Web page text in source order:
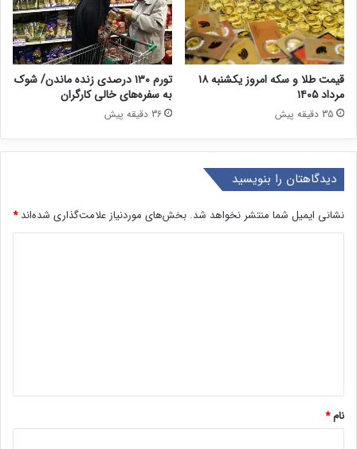
قیمت طلا و سکه امروز یکشنبه ۱۸
مرداد ۱۴۰۵
35 دقیقه پیش
تورم ۱۳۰ درصدی زنده ماندن/ شوک
به سفره‌های خالی کارگران
36 دقیقه پیش
دیدگاهتان را بنویسید
نشانی ایمیل شما منتشر نخواهد شد. بخش‌های موردنیاز علامت‌گذاری شده‌اند*
نام*